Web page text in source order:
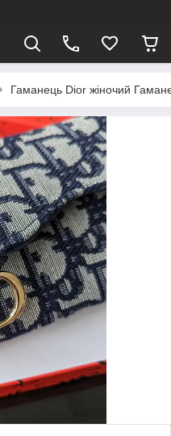
Гаманець Dior жіночий